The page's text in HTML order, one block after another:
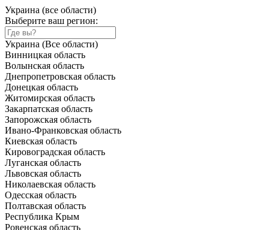
Украина (все области)
Выберите ваш регион:
Украина (Все области)
Винницкая область
Волынская область
Днепропетровская область
Донецкая область
Житомирская область
Закарпатская область
Запорожская область
Ивано-Франковская область
Киевская область
Кировоградская область
Луганская область
Львовская область
Николаевская область
Одесская область
Полтавская область
Республика Крым
Ровенская область